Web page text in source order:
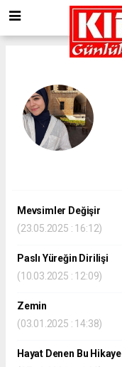
Mevsimler Değişir
(23.05.2025 : 16:12)
Paslı Yüreğin Dirilişi
(10.03.2025 : 12:09)
Zemin
(03.01.2025 : 14:38)
Hayat Denen Bu Hikaye